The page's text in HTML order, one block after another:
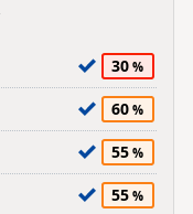
30
60
55
55